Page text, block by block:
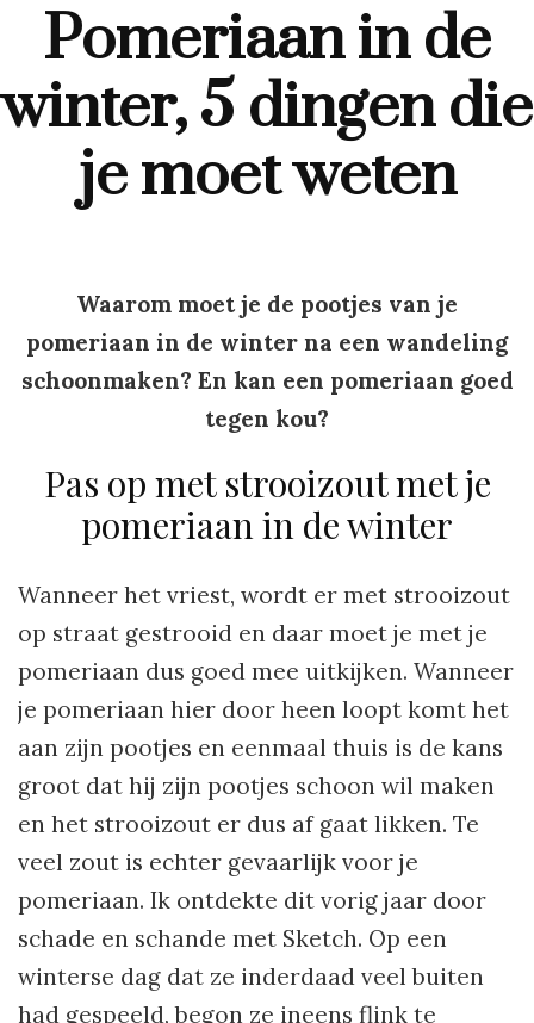
Pomeriaan in de
winter, 5 dingen die
je moet weten
Waarom moet je de pootjes van je
pomeriaan in de winter na een wandeling
schoonmaken? En kan een pomeriaan goed
tegen kou?
Pas op met strooizout met je
pomeriaan in de winter
Wanneer het vriest, wordt er met strooizout
op straat gestrooid en daar moet je met je
pomeriaan dus goed mee uitkijken. Wanneer
je pomeriaan hier door heen loopt komt het
aan zijn pootjes en eenmaal thuis is de kans
groot dat hij zijn pootjes schoon wil maken
en het strooizout er dus af gaat likken. Te
veel zout is echter gevaarlijk voor je
pomeriaan. Ik ontdekte dit vorig jaar door
schade en schande met Sketch. Op een
winterse dag dat ze inderdaad veel buiten
had gespeeld, begon ze ineens flink te